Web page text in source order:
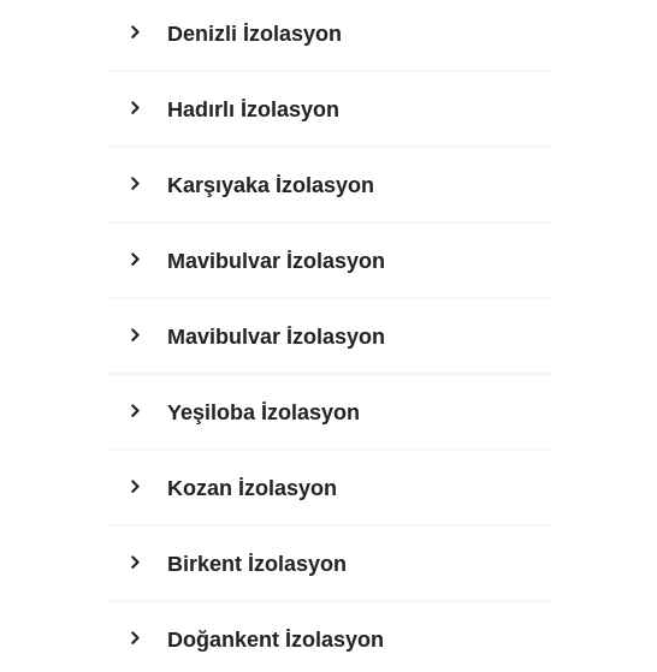
Denizli İzolasyon
Hadırlı İzolasyon
Karşıyaka İzolasyon
Mavibulvar İzolasyon
Mavibulvar İzolasyon
Yeşiloba İzolasyon
Kozan İzolasyon
Birkent İzolasyon
Doğankent İzolasyon